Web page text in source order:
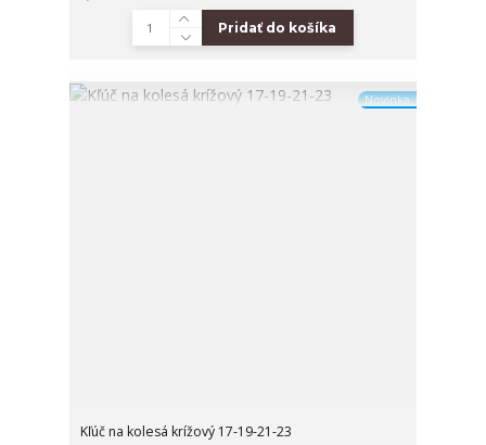
Pridať do košíka
Novinka
Kľúč na kolesá krížový 17-19-21-23